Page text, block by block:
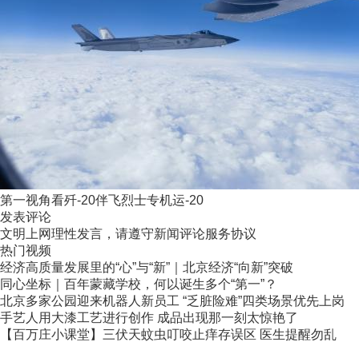
第一视角看歼-20伴飞烈士专机运-20
发表评论
文明上网理性发言，请遵守新闻评论服务协议
热门视频
经济高质量发展里的“心”与“新”｜北京经济“向新”突破
同心坐标｜百年蒙藏学校，何以诞生多个“第一”？
北京多家公园迎来机器人新员工 “乏脏险难”四类场景优先上岗
手艺人用大漆工艺进行创作 成品出现那一刻太惊艳了
【百万庄小课堂】三伏天蚊虫叮咬止痒存误区 医生提醒勿乱